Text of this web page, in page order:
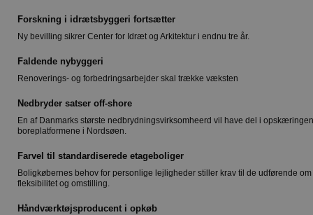
Forskning i idrætsbyggeri fortsætter
Ny bevilling sikrer Center for Idræt og Arkitektur i endnu tre år.
Faldende nybyggeri
Renoverings- og forbedringsarbejder skal trække væksten
Nedbryder satser off-shore
En af Danmarks største nedbrydningsvirksomheerd vil have del i
boreplatformene i Nordsøen.
Farvel til standardiserede etageboliger
Boligkøbernes behov for personlige lejligheder stiller krav til de udførende om
fleksibilitet og omstilling.
Håndværktøjsproducent i opkøb